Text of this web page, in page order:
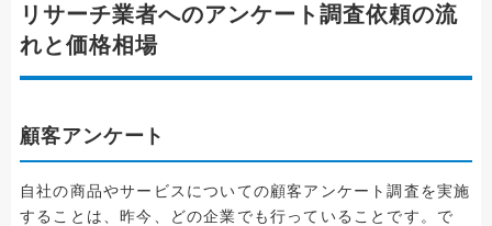
リサーチ業者へのアンケート調査依頼の流
れと価格相場
顧客アンケート
自社の商品やサービスについての顧客アンケート調査を実施
することは、昨今、どの企業でも行っていることです。で